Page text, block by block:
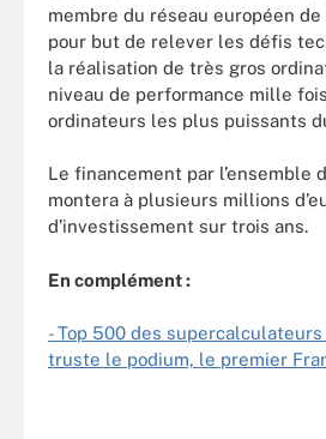
membre du réseau européen
pour but de relever les défis
la réalisation de très gros
niveau de performance mille
ordinateurs les plus puissants
Le financement par l’ensemble
montera à plusieurs millions
d’investissement sur trois ans.
En complément :
- Top 500 des
truste le podium, le premier